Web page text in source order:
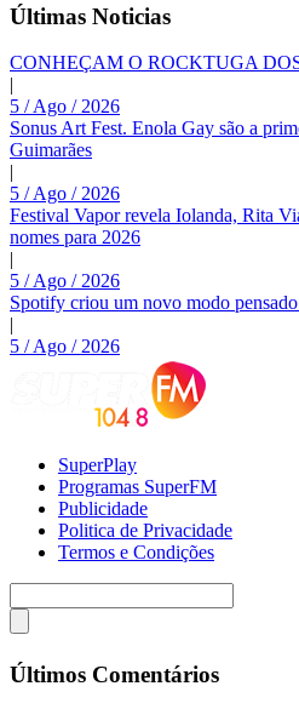
Últimas Noticias
CONHEÇAM O ROCKTUGA
|
5 / Ago / 2026
Sonus Art Fest. Enola Gay são a
Guimarães
|
5 / Ago / 2026
Festival Vapor revela Iolanda, Rita
nomes para 2026
|
5 / Ago / 2026
Spotify criou um novo modo
|
5 / Ago / 2026
SuperPlay
Programas SuperFM
Publicidade
Politica de Privacidade
Termos e Condições
Últimos Comentários